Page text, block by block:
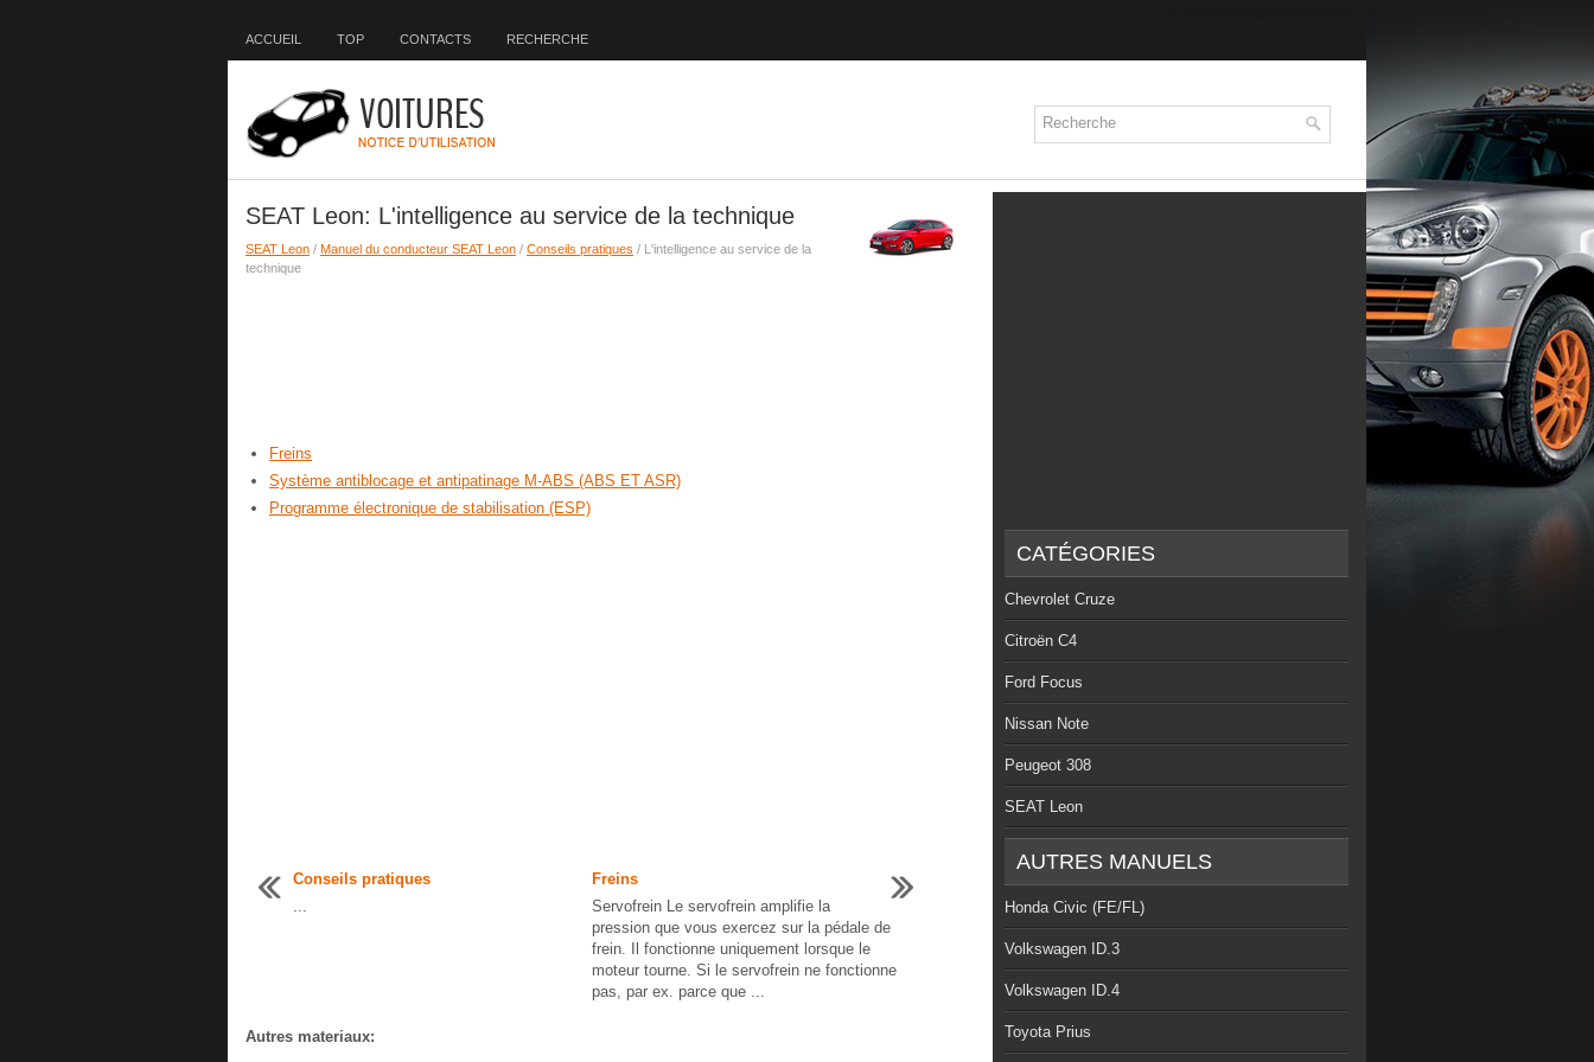
ACCUEIL TOP CONTACTS RECHERCHE
SEAT Leon: L'intelligence au service de la technique
SEAT Leon / Manuel du conducteur SEAT Leon / Conseils pratiques / L'intelligence au service de la
technique
Freins
Système antiblocage et antipatinage M-ABS (ABS ET ASR)
Programme électronique de stabilisation (ESP)
Conseils pratiques
...
Freins
Servofrein Le servofrein amplifie la
pression que vous exercez sur la pédale de
frein. Il fonctionne uniquement lorsque le
moteur tourne. Si le servofrein ne fonctionne
pas, par ex. parce que ...
Autres materiaux:
CATÉGORIES
Chevrolet Cruze
Citroën C4
Ford Focus
Nissan Note
Peugeot 308
SEAT Leon
AUTRES MANUELS
Honda Civic (FE/FL)
Volkswagen ID.3
Volkswagen ID.4
Toyota Prius